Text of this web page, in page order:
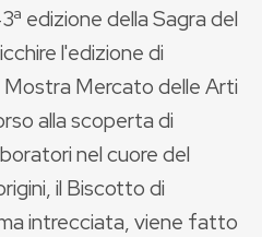
edizione della Sagra del
l'edizione di
Mostra Mercato delle Arti
alla scoperta di
nel cuore del
il Biscotto di
intrecciata, viene fatto